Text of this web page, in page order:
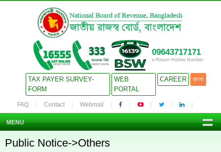
09643717171
e-Return Hotline Number
TAX PAYER SURVEY-
FORM
WEB
PORTAL
CAREER বাংলা
FAQ Contact Webmail
MENU
Public Notice->Others